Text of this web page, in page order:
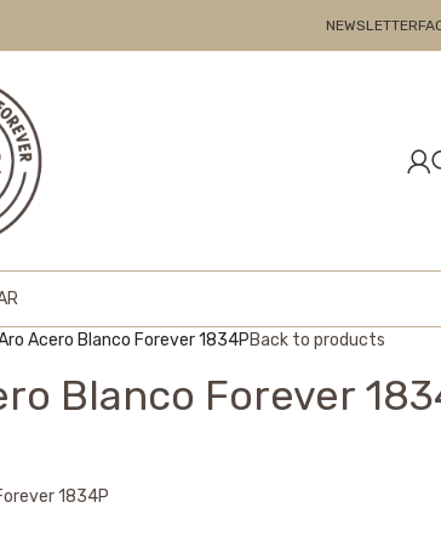
NEWSLETTER
Acero Blanco Forever 1834PBack to products
Blanco Forever
1834P